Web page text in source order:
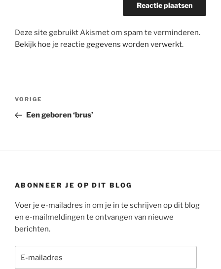
Deze site gebruikt Akismet om spam te verminderen.
Bekijk hoe je reactie gegevens worden verwerkt.
Bericht
Vorig
bericht
VORIGE
Een geboren ‘brus’
ABONNEER JE OP DIT BLOG
Voer je e-mailadres in om je in te schrijven op dit blog
en e-mailmeldingen te ontvangen van nieuwe
berichten.